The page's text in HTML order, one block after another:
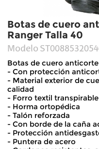
Botas de cuero
Ranger Talla 40
Modelo
Botas de cuero
- Con protección
- Material exterior de
calidad
- Forro textil transpirable
- Horma ortopédica
- Talón reforzada
- Con borde de la caña
- Protección
- Puntera de acero